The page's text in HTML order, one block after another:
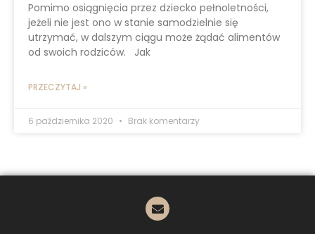
Pomimo osiągnięcia przez dziecko pełnoletności,
jeżeli nie jest ono w stanie samodzielnie się
utrzymać, w dalszym ciągu może żądać alimentów
od swoich rodziców. Jak
PRZECZYTAJ »
6 października 2020 Brak komentarzy